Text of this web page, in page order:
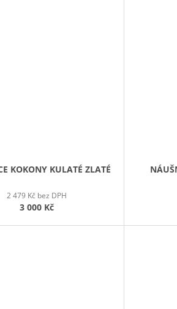
KOKONY KULATÉ ZLATÉ
2 479 Kč bez DPH
3 000 Kč